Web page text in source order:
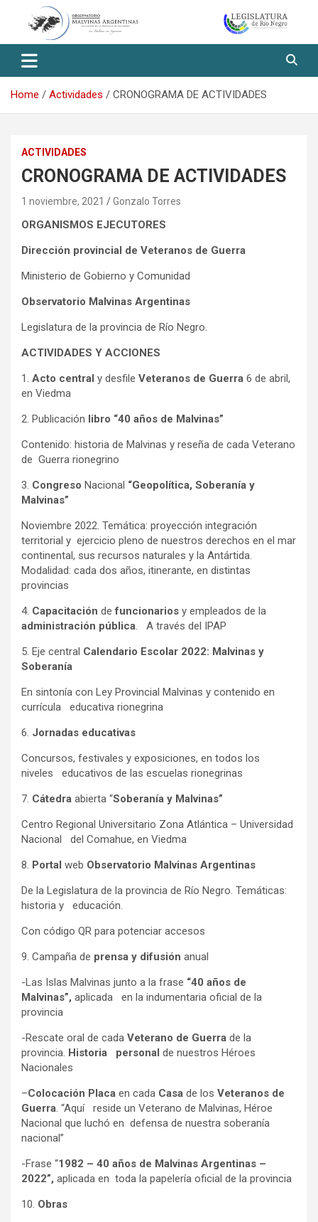
Observatorio Malvinas – Río
Negro
Home Actividades CRONOGRAMA DE ACTIVIDADES
ACTIVIDADES
CRONOGRAMA DE ACTIVIDADES
1 noviembre, 2021 Gonzalo Torres
ORGANISMOS EJECUTORES
Dirección provincial de Veteranos de Guerra
Ministerio de Gobierno y Comunidad
Observatorio Malvinas Argentinas
Legislatura de la provincia de Río Negro.
ACTIVIDADES Y ACCIONES
1. Acto central y desfile Veteranos de Guerra 6 de abril,
en Viedma
2. Publicación libro “40 años de Malvinas”
Contenido: historia de Malvinas y reseña de cada Veterano
de Guerra rionegrino
3. Congreso Nacional “Geopolítica, Soberanía y
Malvinas”
Noviembre 2022. Temática: proyección integración
territorial y ejercicio pleno de nuestros derechos en el mar
continental, sus recursos naturales y la Antártida.
Modalidad: cada dos años, itinerante, en distintas
provincias
4. Capacitación defuncionarios y empleados de la
administración pública. A través del IPAP
5. Eje central Calendario Escolar 2022: Malvinas y
Soberanía
En sintonía con Ley Provincial Malvinas y contenido en
currícula educativa rionegrina
6. Jornadas educativas
Concursos, festivales y exposiciones, en todos los
niveles educativos de las escuelas rionegrinas
7. Cátedra abierta “Soberanía y Malvinas”
Centro Regional Universitario Zona Atlántica – Universidad
Nacional del Comahue, en Viedma
8. Portal web Observatorio Malvinas Argentinas
De la Legislatura de la provincia de Río Negro. Temáticas:
historia y educación.
Con código QR para potenciar accesos
9. Campaña de prensa y difusión anual
-Las Islas Malvinas junto a la frase “40 años de
Malvinas”, aplicada en la indumentaria oficial de la
provincia
-Rescate oral de cada Veterano de Guerra de la
provincia. Historia personal de nuestros Héroes
Nacionales
–Colocación Placa en cada Casa de los Veteranos de
Guerra. “Aquí reside un Veterano de Malvinas, Héroe
Nacional que luchó en defensa de nuestra soberanía
nacional”
-Frase “1982 – 40 años de Malvinas Argentinas –
2022”, aplicada en toda la papelería oficial de la provincia
10. Obras